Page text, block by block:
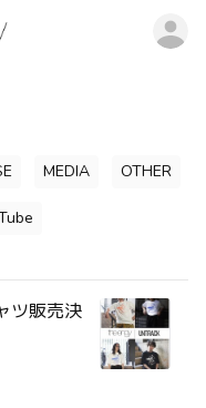
MEDIA OTHER
ツ販売決